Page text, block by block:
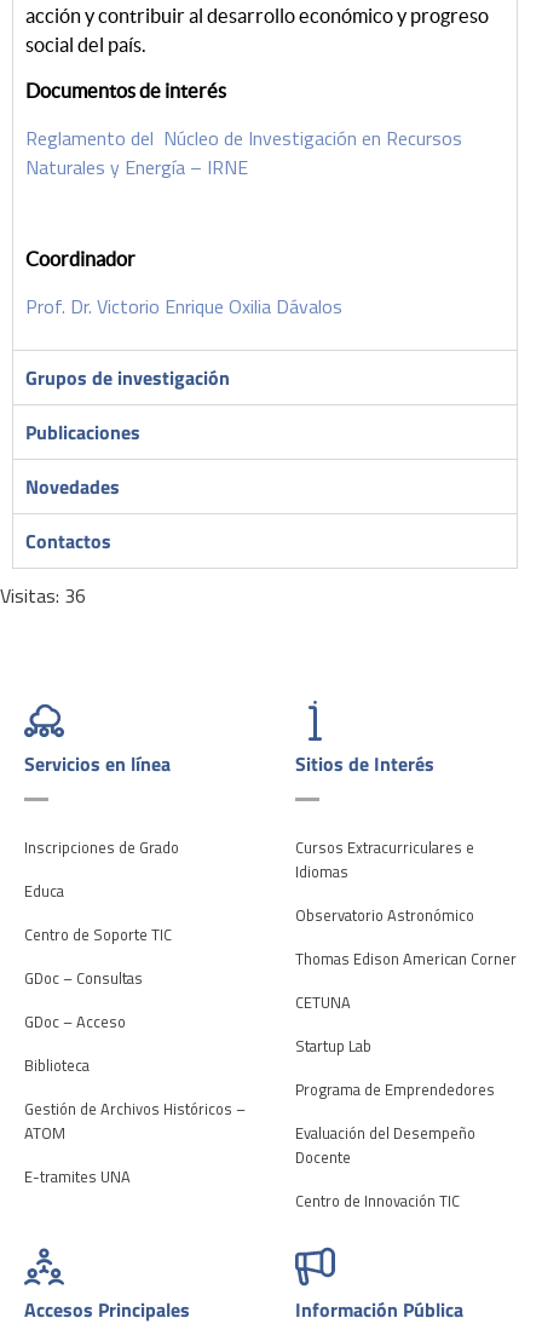
acción y contribuir al desarrollo económico y progreso
social del país.
Documentos de interés
Reglamento del Núcleo de Investigación en Recursos
Naturales y Energía – IRNE
Coordinador
Prof. Dr. Victorio Enrique Oxilia Dávalos
Grupos de investigación
Publicaciones
Novedades
Contactos
Visitas: 36
Servicios en línea
Inscripciones de Grado
Educa
Centro de Soporte TIC
GDoc – Consultas
GDoc – Acceso
Biblioteca
Gestión de Archivos Históricos –
ATOM
E-tramites UNA
Sitios de Interés
Cursos Extracurriculares e
Idiomas
Observatorio Astronómico
Thomas Edison American Corner
CETUNA
Startup Lab
Programa de Emprendedores
Evaluación del Desempeño
Docente
Centro de Innovación TIC
Accesos Principales Información Pública